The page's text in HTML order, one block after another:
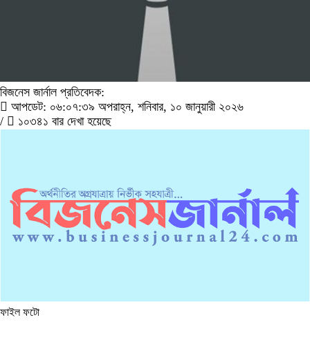
বিজনেস জার্নাল প্রতিবেদক:
আপডেট: ০৬:০৭:৩৯ অপরাহ্ন, শনিবার, ১০ জানুয়ারী ২০২৬
/
১০৩৪১ বার দেখা হয়েছে
ফাইল ফটো